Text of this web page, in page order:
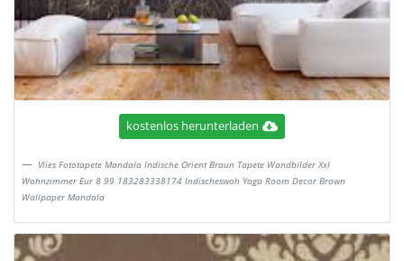
kostenlos herunterladen
Vlies Fototapete Mandala Indische Orient Braun Tapete Wandbilder Xxl
Wohnzimmer Eur 8 99 183283338174 Indischeswoh Yoga Room Decor Brown
Wallpaper Mandala